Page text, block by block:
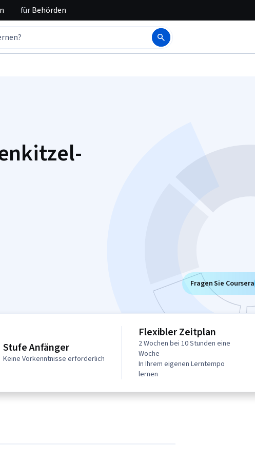
fürBehörden
Fragen Sie Coursera
Stufe Anfänger
Keine Vorkenntnisse erforderlich
Flexibler Zeitplan
2 Wochen bei 10 Stunden eine
Woche
In Ihrem eigenen Lerntempo
lernen